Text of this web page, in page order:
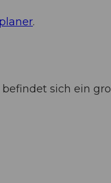
.
sich ein